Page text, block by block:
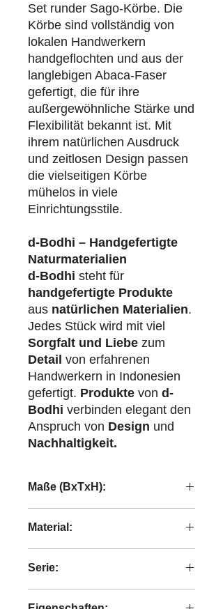
Set runder Sago-Körbe. Die
Körbe sind vollständig von
lokalen Handwerkern
handgeflochten und aus der
langlebigen Abaca-Faser
gefertigt, die für ihre
außergewöhnliche Stärke und
Flexibilität bekannt ist. Mit
ihrem natürlichen Ausdruck
und zeitlosen Design passen
die vielseitigen Körbe
mühelos in viele
Einrichtungsstile.
d-Bodhi – Handgefertigte
Naturmaterialien
d-Bodhi steht für
handgefertigte Produkte
aus natürlichen Materialien.
Jedes Stück wird mit viel
Sorgfalt und Liebe zum
Detail von erfahrenen
Handwerkern in Indonesien
gefertigt. Produkte von d-
Bodhi verbinden elegant den
Anspruch von Design und
Nachhaltigkeit.
Maße (BxTxH):
Material:
Serie: